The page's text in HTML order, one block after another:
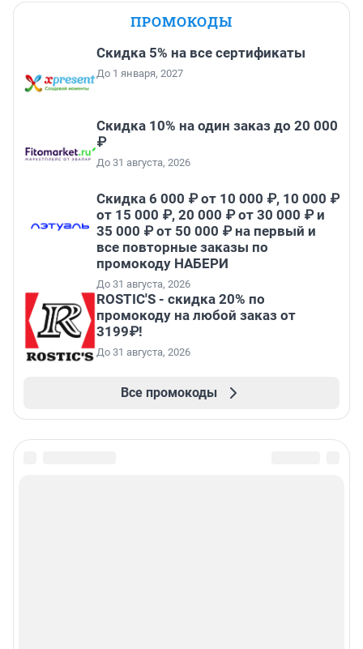
ПРОМОКОДЫ
Скидка 5% на все сертификаты
До 1 января, 2027
Скидка 10% на один заказ до 20 000
₽
До 31 августа, 2026
Скидка 6 000 ₽ от 10 000 ₽, 10 000 ₽
от 15 000 ₽, 20 000 ₽ от 30 000 ₽ и
35 000 ₽ от 50 000 ₽ на первый и
все повторные заказы по
промокоду НАБЕРИ
До 31 августа, 2026
ROSTIC'S - скидка 20% по
промокоду на любой заказ от
3199₽!
До 31 августа, 2026
Все промокоды